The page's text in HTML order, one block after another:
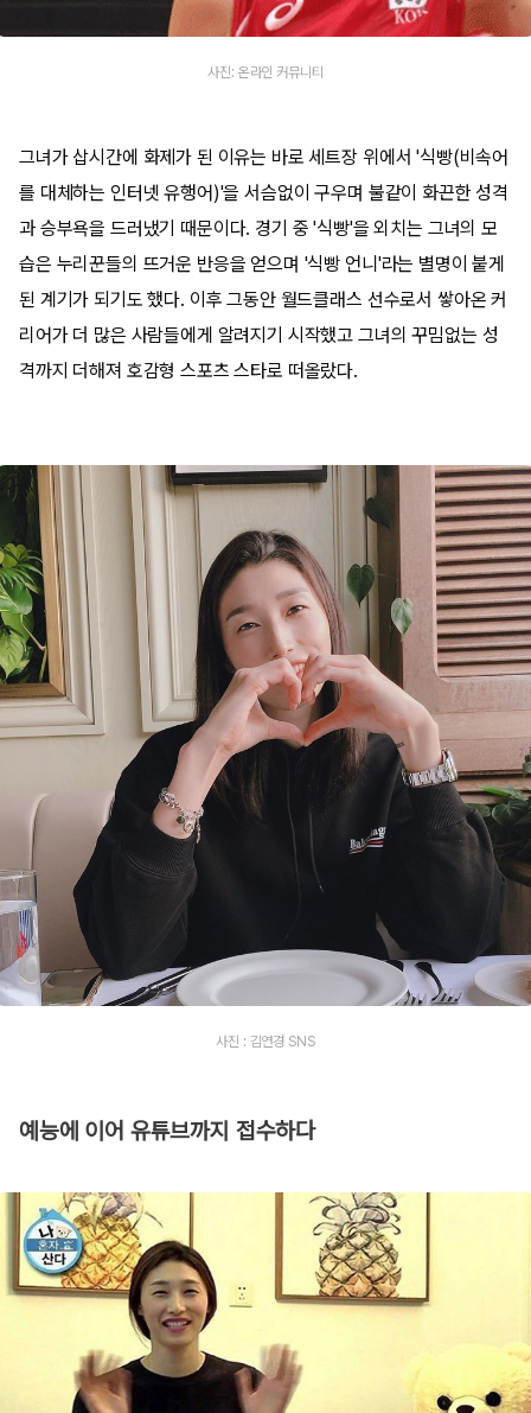
사진: 온라인 커뮤니티
그녀가 삽시간에 화제가 된 이유는 바로 세트장 위에서 '식빵(비속어
를 대체하는 인터넷 유행어)'을 서슴없이 구우며 불같이 화끈한 성격
과 승부욕을 드러냈기 때문이다. 경기 중 '식빵'을 외치는 그녀의 모
습은 누리꾼들의 뜨거운 반응을 얻으며 '식빵 언니'라는 별명이 붙게
된 계기가 되기도 했다. 이후 그동안 월드클래스 선수로서 쌓아온 커
리어가 더 많은 사람들에게 알려지기 시작했고 그녀의 꾸밈없는 성
격까지 더해져 호감형 스포츠 스타로 떠올랐다.
사진 : 김연경 SNS
예능에 이어 유튜브까지 접수하다